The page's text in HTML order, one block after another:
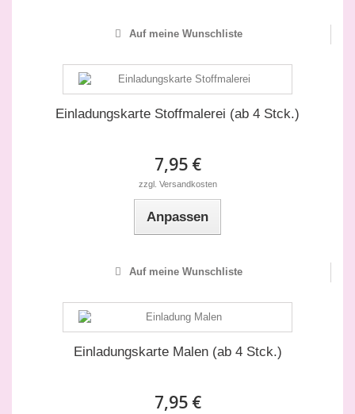
Auf meine Wunschliste
Einladungskarte Stoffmalerei (ab 4 Stck.)
7,95 €
zzgl. Versandkosten
Anpassen
Auf meine Wunschliste
Einladungskarte Malen (ab 4 Stck.)
7,95 €